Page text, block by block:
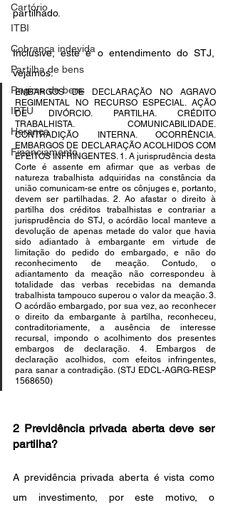
Cartório
ITBI
Cobrança indevida
Partilha de bens
Regime de bens
IPTU
Herança
Financiamento
partilhado.
Inclusive, este é o entendimento do STJ,
vejamos:
EMBARGOS DE DECLARAÇÃO NO AGRAVO
REGIMENTAL NO RECURSO ESPECIAL. AÇÃO
DE DIVÓRCIO. PARTILHA. CRÉDITO
TRABALHISTA. COMUNICABILIDADE.
CONTRADIÇÃO INTERNA. OCORRÊNCIA.
EMBARGOS DE DECLARAÇÃO ACOLHIDOS COM
EFEITOS INFRINGENTES. 1. A jurisprudência desta
Corte é assente em afirmar que as verbas de
natureza trabalhista adquiridas na constância da
união comunicam-se entre os cônjuges e, portanto,
devem ser partilhadas. 2. Ao afastar o direito à
partilha dos créditos trabalhistas e contrariar a
jurisprudência do STJ, o acórdão local manteve a
devolução de apenas metade do valor que havia
sido adiantado à embargante em virtude de
limitação do pedido do embargado, e não do
reconhecimento de meação. Contudo, o
adiantamento da meação não correspondeu à
totalidade das verbas recebidas na demanda
trabalhista tampouco superou o valor da meação. 3.
O acórdão embargado, por sua vez, ao reconhecer
o direito da embargante à partilha, reconheceu,
contraditoriamente, a ausência de interesse
recursal, impondo o acolhimento dos presentes
embargos de declaração. 4. Embargos de
declaração acolhidos, com efeitos infringentes,
para sanar a contradição. (STJ EDCL-AGRG-RESP
1568650)
2 Previdência privada aberta deve ser
partilha?
A previdência privada aberta é vista como
um investimento, por este motivo, o